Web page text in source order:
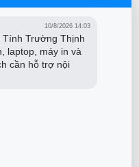
10/8/2026 14:03
Tính Trường Thịnh
laptop, máy in và
cần hỗ trợ nội